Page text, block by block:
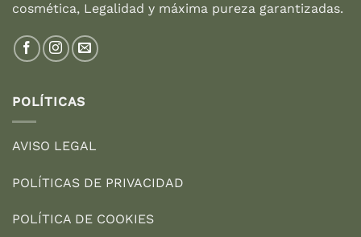
cosmética, Legalidad y máxima pureza garantizadas.
POLÍTICAS
AVISO LEGAL
POLÍTICAS DE PRIVACIDAD
POLÍTICA DE COOKIES